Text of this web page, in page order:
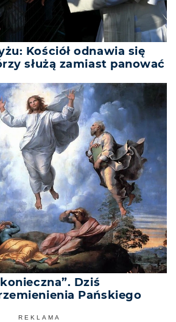
Kościół odnawia się
służą zamiast panować
Dziś
Pańskiego
REKLAMA